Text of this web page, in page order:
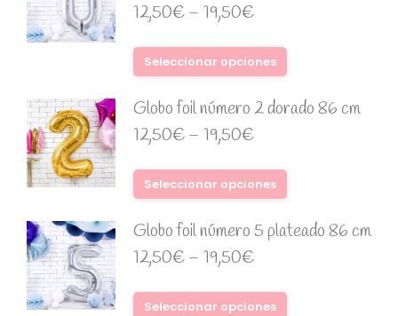
12,50€– 19,50€
Seleccionar opciones
Globo foil número 2 dorado 86 cm
12,50€– 19,50€
Seleccionar opciones
Globo foil número 5 plateado 86 cm
12,50€– 19,50€
Seleccionar opciones